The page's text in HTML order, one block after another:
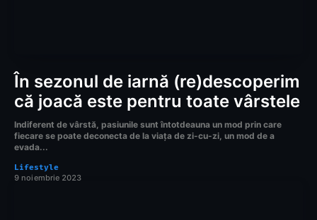
În sezonul de iarnă (re)descoperim
că joacă este pentru toate vârstele
Indiferent de vârstă, pasiunile sunt întotdeauna un mod prin care
fiecare se poate deconecta de la viața de zi-cu-zi, un mod de a
evada...
Lifestyle
9 noiembrie 2023